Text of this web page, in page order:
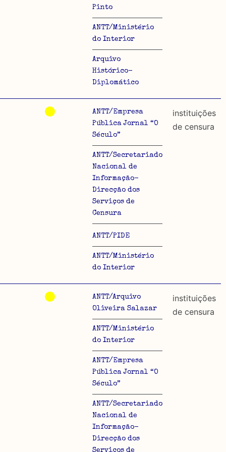
Pinto
ANTT/Ministério
do Interior
Arquivo
Histórico-
Diplomático
ANTT/Empresa
Pública Jornal “O
Século”
ANTT/Secretariado
Nacional de
Informação-
Direcção dos
Serviços de
Censura
ANTT/PIDE
ANTT/Ministério
do Interior
instituições
de censura
ANTT/Arquivo
Oliveira Salazar
ANTT/Ministério
do Interior
ANTT/Empresa
Pública Jornal “O
Século”
ANTT/Secretariado
Nacional de
Informação-
Direcção dos
Serviços de
instituições
de censura